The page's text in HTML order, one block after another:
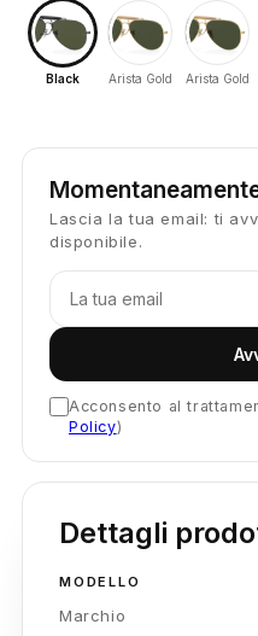
Black Arista Gold Arista Gold
Lascia la tua email: ti
disponibile.
Acconsento al
Policy)
Dettagli
MODELLO
Marchio